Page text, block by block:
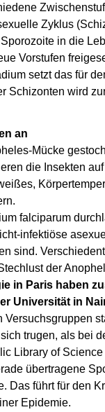
Zyklus
in die
Vorstufen
setzt das für
Schizonten wird
an
Mücke
die Insekten
falciparum
infektiöse
sind.
der
in Paris haben
Universität in
Versuchsgruppen
trugen, als bei
Library of
übertragene
Das führt für den
Epidemie.